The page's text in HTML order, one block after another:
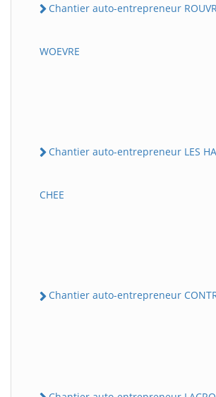
Chantier auto-entrepreneur
WOEVRE
Chantier auto-entrepreneur LES
CHEE
Chantier auto-entrepreneur